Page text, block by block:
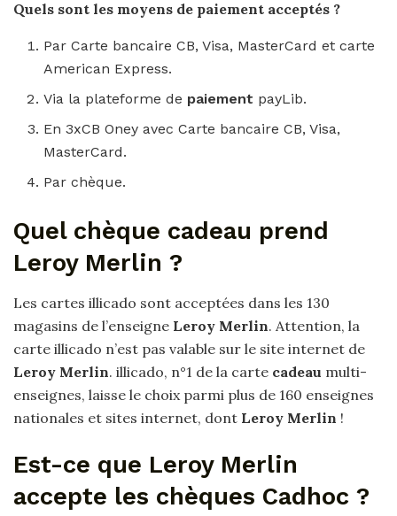
Quels sont les moyens de paiement acceptés ?
Par Carte bancaire CB, Visa, MasterCard et carte
American Express.
Via la plateforme de paiement payLib.
En 3xCB Oney avec Carte bancaire CB, Visa,
MasterCard.
Par chèque.
Quel chèque cadeau prend
Leroy Merlin ?
Les cartes illicado sont acceptées dans les 130
magasins de l’enseigne Leroy Merlin. Attention, la
carte illicado n’est pas valable sur le site internet de
Leroy Merlin. illicado, n°1 de la carte cadeau multi-
enseignes, laisse le choix parmi plus de 160 enseignes
nationales et sites internet, dont Leroy Merlin !
Est-ce que Leroy Merlin
accepte les chèques Cadhoc ?